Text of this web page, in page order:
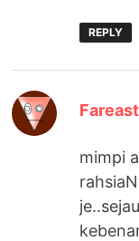
REPLY
Fareast
mimpi